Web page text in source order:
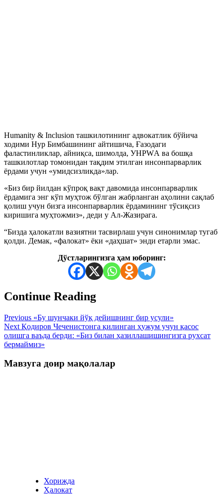
Humanity & Inclusion ташкилотининг адвокатлик бўйича
ходими Нур Бимбашининг айтишича, Ғазодаги
фаластинликлар, айниқса, шимолда, УНРWА ва бошқа
ташкилотлар томонидан тақдим этилган инсонпарварлик
ёрдами учун «умидсизликда»лар.
«Биз бир йилдан кўпроқ вақт давомида инсонпарварлик
ёрдамига энг кўп муҳтож бўлган жабрланган аҳолини сақлаб
қолиш учун бизга инсонпарварлик ёрдамининг тўсиқсиз
киришига муҳтожмиз», деди у Ал-Жазирага.
“Бизда ҳалокатли вазиятни тасвирлаш учун синонимлар тугаб
қолди. Демак, «фалокат» ёки «даҳшат» энди етарли эмас.
Дўстларингизга ҳам юборинг:
Continue Reading
Previous «Бу шунчаки йўқ дейишнинг бир усули»
Next Қодиров Чеченистонга қилинган ҳужум учун қасос
олишга ваъда берди: «Биз билан ҳазиллашишингизга рухсат
бермаймиз»
Мавзуга доир мақолалар
Хорижда
Ҳалокат